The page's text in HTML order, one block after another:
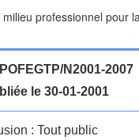
professionnel pour
N2001-2007
le 30-01-2001
: Tout public